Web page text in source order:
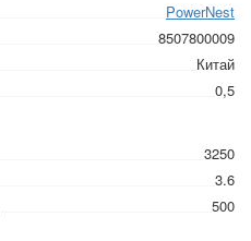
PowerNest
8507800009
Китай
0,5
3250
3.6
500